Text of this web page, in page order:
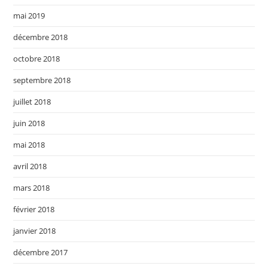
mai 2019
décembre 2018
octobre 2018
septembre 2018
juillet 2018
juin 2018
mai 2018
avril 2018
mars 2018
février 2018
janvier 2018
décembre 2017